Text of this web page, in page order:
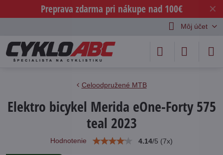
✕
Preprava zdarma pri nákupe nad 100€
Môj účet
Celoodpružené MTB
Elektro bicykel Merida eOne-Forty 575
teal 2023
Hodnotenie 4.14/5 (7x)